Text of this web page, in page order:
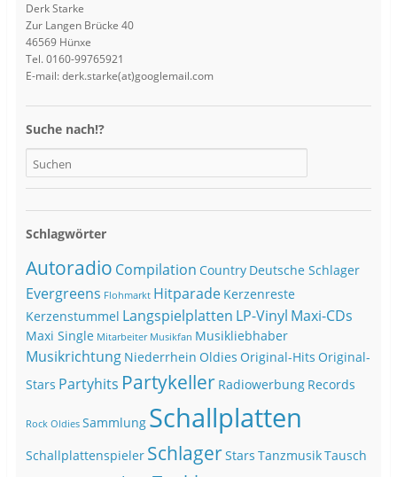
Derk Starke
Zur Langen Brücke 40
46569 Hünxe
Tel. 0160-99765921
E-mail: derk.starke(at)googlemail.com
Suche nach!?
Schlagwörter
Autoradio Compilation Country Deutsche Schlager
Evergreens Flohmarkt Hitparade Kerzenreste
Kerzenstummel Langspielplatten LP-Vinyl Maxi-CDs
Maxi Single Mitarbeiter Musikfan Musikliebhaber
Musikrichtung Niederrhein Oldies Original-Hits Original-
Stars Partyhits Partykeller Radiowerbung Records
Rock Oldies Sammlung Schallplatten
Schallplattenspieler SchlagerStars TanzmusikTausch